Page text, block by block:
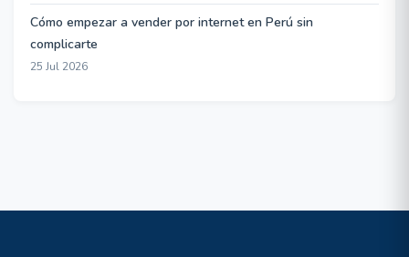
Cómo empezar a vender por internet en Perú sin
complicarte
25 Jul 2026